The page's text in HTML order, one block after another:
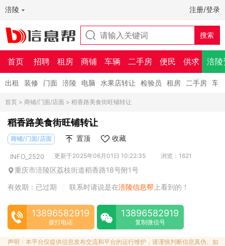
涪陵 注册/登录
首页 招聘 租房 商铺 车辆 二手房 便民 供求 涪陵
出租 装修 门面 涪陵 电脑 水果店转让 检验员 租房 二手房 车
首页 > 商铺/门面/店面 > 稻香路美食街旺铺转让
稻香路美食街旺铺转让
商铺/门面/店面 置顶 收藏
INFO_2520 更新于2025年06月01日 10:22:35 浏览：1621
重庆市涪陵区荔枝街道稻香路18号附1号
有效期：已过期
联系时请说是在涪陵信息帮 上看到的！
13896582919
拨打电话
13896582919
复制微信号
声明：本平台仅提供信息发布交流和平台的运行维护，请谨慎判断信息真伪。如